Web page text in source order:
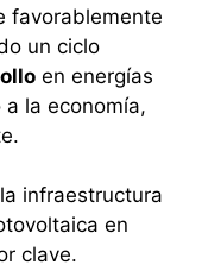
favorablemente
un ciclo
en energías
la economía,
infraestructura
en
clave.